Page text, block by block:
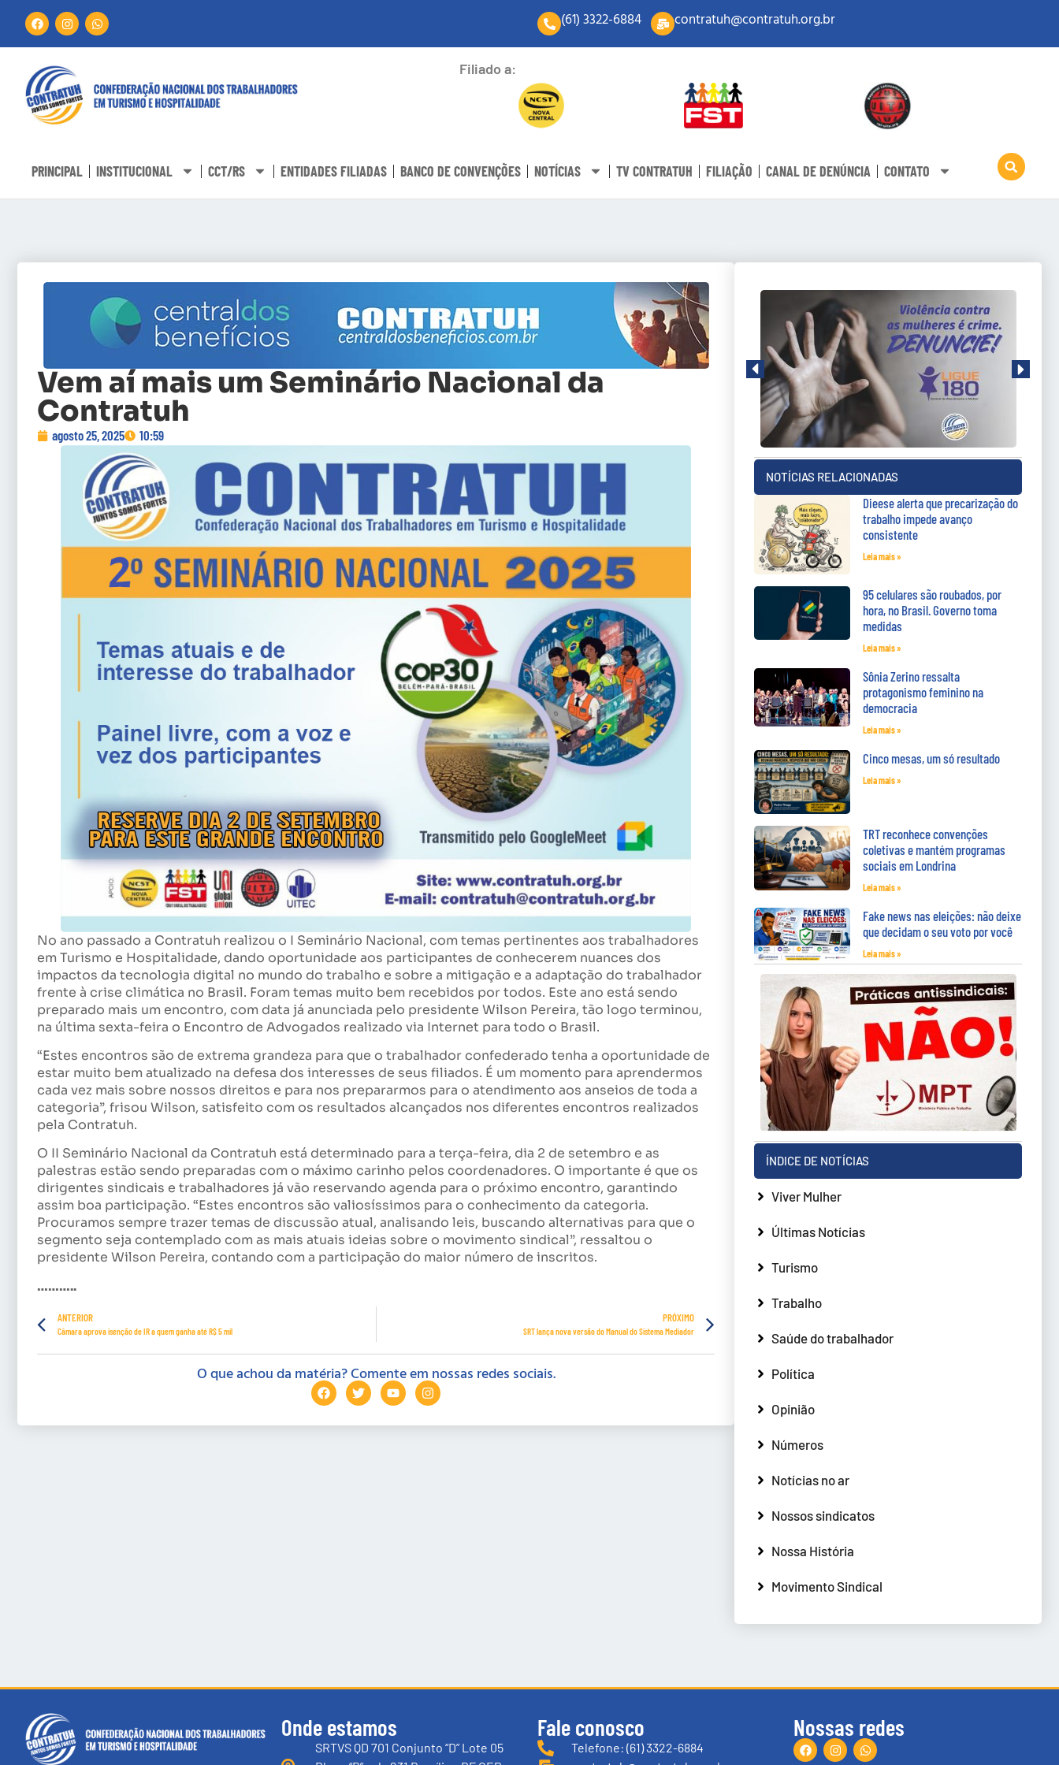
(61) 3322-6884 contratuh@contratuh.org.br
Filiado a:
PRINCIPAL INSTITUCIONAL CCT/RS ENTIDADES FILIADAS BANCO DE CONVENÇÕES NOTÍCIAS TV CONTRATUH FILIAÇÃO CANAL DE DENÚNCIA CONTATO
Vem aí mais um Seminário Nacional da
Contratuh
agosto 25, 2025 10:59
No ano passado a Contratuh realizou o I Seminário Nacional, com temas pertinentes aos trabalhadores
em Turismo e Hospitalidade, dando oportunidade aos participantes de conhecerem nuances dos
impactos da tecnologia digital no mundo do trabalho e sobre a mitigação e a adaptação do trabalhador
frente à crise climática no Brasil. Foram temas muito bem recebidos por todos. Este ano está sendo
preparado mais um encontro, com data já anunciada pelo presidente Wilson Pereira, tão logo terminou,
na última sexta-feira o Encontro de Advogados realizado via Internet para todo o Brasil.
“Estes encontros são de extrema grandeza para que o trabalhador confederado tenha a oportunidade de
estar muito bem atualizado na defesa dos interesses de seus filiados. É um momento para aprendermos
cada vez mais sobre nossos direitos e para nos prepararmos para o atendimento aos anseios de toda a
categoria”, frisou Wilson, satisfeito com os resultados alcançados nos diferentes encontros realizados
pela Contratuh.
O II Seminário Nacional da Contratuh está determinado para a terça-feira, dia 2 de setembro e as
palestras estão sendo preparadas com o máximo carinho pelos coordenadores. O importante é que os
dirigentes sindicais e trabalhadores já vão reservando agenda para o próximo encontro, garantindo
assim boa participação. “Estes encontros são valiosíssimos para o conhecimento da categoria.
Procuramos sempre trazer temas de discussão atual, analisando leis, buscando alternativas para que o
segmento seja contemplado com as mais atuais ideias sobre o movimento sindical”, ressaltou o
presidente Wilson Pereira, contando com a participação do maior número de inscritos.
………..
ANTERIOR
Câmara aprova isenção de IR a quem ganha até R$ 5 mil
PRÓXIMO
SRT lança nova versão do Manual do Sistema Mediador
O que achou da matéria? Comente em nossas redes sociais.
NOTÍCIAS RELACIONADAS
Dieese alerta que precarização do
trabalho impede avanço
consistente
Leia mais »
95 celulares são roubados, por
hora, no Brasil. Governo toma
medidas
Leia mais »
Sônia Zerino ressalta
protagonismo feminino na
democracia
Leia mais »
Cinco mesas, um só resultado
Leia mais »
TRT reconhece convenções
coletivas e mantém programas
sociais em Londrina
Leia mais »
Fake news nas eleições: não deixe
que decidam o seu voto por você
Leia mais »
ÍNDICE DE NOTÍCIAS
Viver Mulher
Últimas Notícias
Turismo
Trabalho
Saúde do trabalhador
Política
Opinião
Números
Notícias no ar
Nossos sindicatos
Nossa História
Movimento Sindical
Onde estamos
SRTVS QD 701 Conjunto “D” Lote 05
Fale conosco
Telefone: (61) 3322-6884
Nossas redes